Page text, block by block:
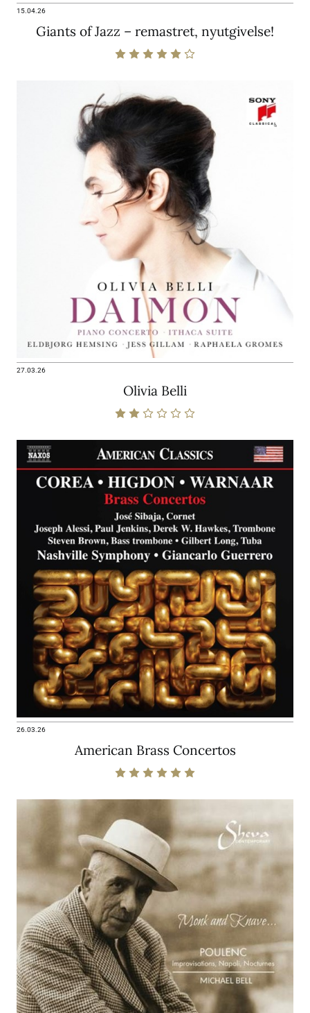
15.04.26
Giants of Jazz – remastret, nyutgivelse!
27.03.26
Olivia Belli
26.03.26
American Brass Concertos